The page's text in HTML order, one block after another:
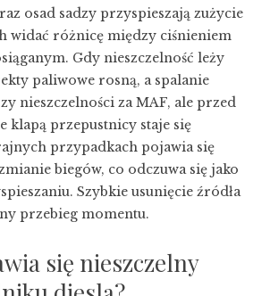
osad sadzy przyspieszają zużycie
widać różnicę między ciśnieniem
Gdy nieszczelność leży
paliwowe rosną, a spalanie
nieszczelności za MAF, ale przed
klapą przepustnicy staje się
przypadkach pojawia się
biegów, co odczuwa się jako
Szybkie usunięcie źródła
przebieg momentu.
się nieszczelny